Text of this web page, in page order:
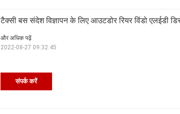
टैक्सी बस संदेश विज्ञापन के लिए आउटडोर रियर विंडो एलईडी
संपर्क करें
और अधिक पढ़ें
2022-08-27 09:32:45